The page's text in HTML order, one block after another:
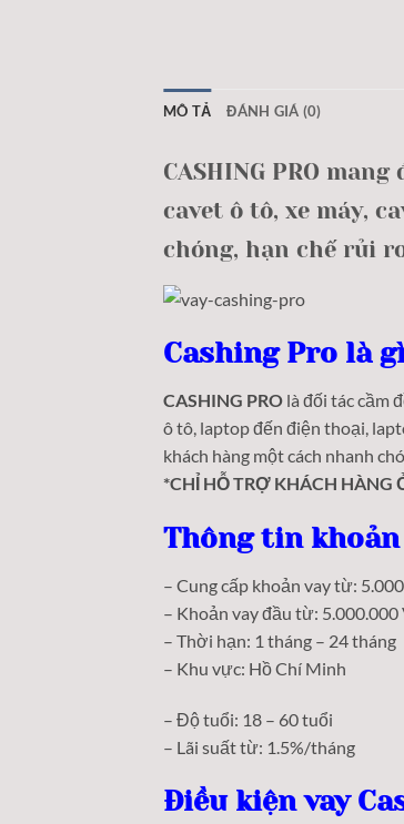
MÔ TẢ ĐÁNH GIÁ (0)
CASHING PRO
cavet ô tô, xe máy,
chóng, hạn chế rủi
Cashing Pro là
CASHING PRO là đối tác cầm
ô tô, laptop đến điện thoại,
khách hàng một cách nhanh
*CHỈ HỖ TRỢ KHÁCH HÀNG
Thông tin
– Cung cấp khoản vay từ:
– Khoản vay đầu từ: 5.000.000
– Thời hạn: 1 tháng – 24 tháng
– Khu vực: Hồ Chí Minh
– Độ tuổi: 18 – 60 tuổi
– Lãi suất từ: 1.5%/tháng
Điều kiện vay